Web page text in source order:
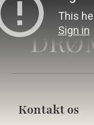
Kontakt os